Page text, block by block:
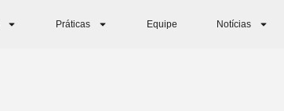
Práticas Equipe Notícias